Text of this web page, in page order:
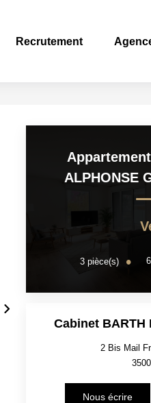
Recrutement
ALPHONSE
3 pièce(s)
Cabinet BARTH
2 Bis Mail
Nous écrire